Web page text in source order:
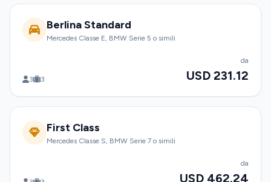
Berlina Standard
Mercedes Classe E, BMW Serie 5 o simili
3 3
da
USD 231.12
First Class
Mercedes Classe S, BMW Serie 7 o simili
da
USD 462.24